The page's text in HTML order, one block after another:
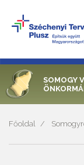
SOMOGY
Főoldal